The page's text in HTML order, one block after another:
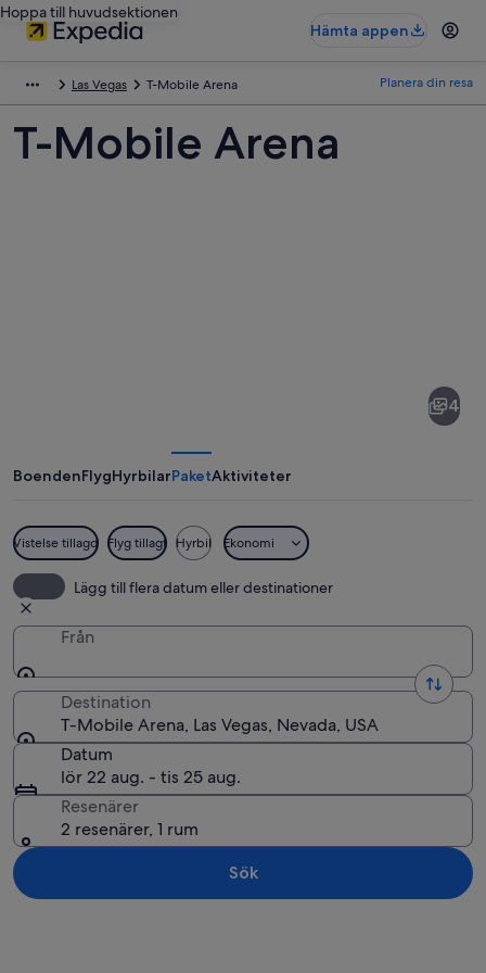
Hoppa till huvudsektionen
Hämta appen
Las Vegas T-Mobile Arena Planera din resa
T-Mobile Arena
4
BoendenFlygHyrbilarPaketAktiviteter
Vistelse tillagd Flyg tillagt Hyrbil Ekonomi
Lägg till flera datum eller destinationer
Från
Destination
T-Mobile Arena, Las Vegas, Nevada, USA
Datum
lör 22 aug. - tis 25 aug.
Resenärer
2 resenärer, 1 rum
Sök